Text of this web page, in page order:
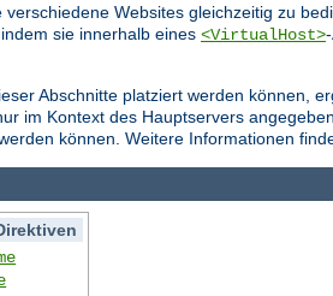
Websites gleichzeitig zu
sie innerhalb eines <VirtualHost>
Abschnitte platziert werden können,
im Kontext des Hauptservers
können. Weitere Informationen